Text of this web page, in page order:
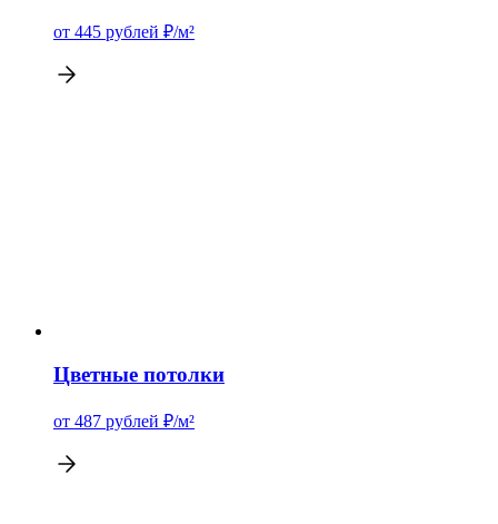
от 445 рублей ₽/м²
Цветные потолки
от 487 рублей ₽/м²